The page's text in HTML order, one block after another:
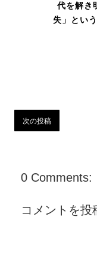
代を解き
失」とい
次の投稿
0 Comments:
コメントを投